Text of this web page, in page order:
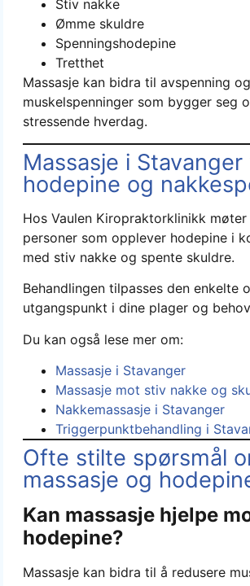
Stiv nakke
Ømme skuldre
Spenningshodepine
Tretthet
Massasje kan bidra til avspenning
muskelspenninger som bygger seg
stressende hverdag.
Massasje i Stavanger
hodepine og
Hos Vaulen Kiropraktorklinikk
personer som opplever hodepine i
med stiv nakke og spente skuldre.
Behandlingen tilpasses den enkelte
utgangspunkt i dine plager og
Du kan også lese mer om:
Massasje i Stavanger
Massasje mot stiv nakke og
Nakkemassasje i Stavanger
Triggerpunktbehandling i
Ofte stilte spørsmål
massasje og
Kan massasje hjelpe
hodepine?
Massasje kan bidra til å redusere